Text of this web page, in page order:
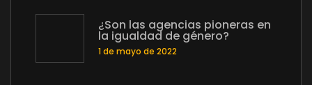
¿Son las agencias pioneras en
la igualdad de género?
1 de mayo de 2022